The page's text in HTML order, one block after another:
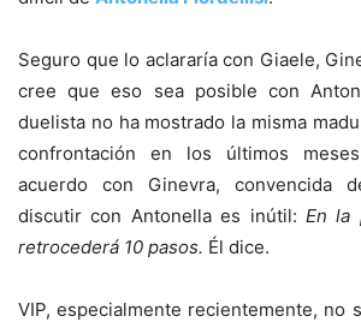
Seguro que lo aclararía con Giaele,
cree que eso sea posible con
duelista no ha mostrado la misma
confrontación en los últimos
acuerdo con Ginevra, convencida
discutir con Antonella es inútil: En la
retrocederá 10 pasos. Él dice.
VIP, especialmente recientemente, no